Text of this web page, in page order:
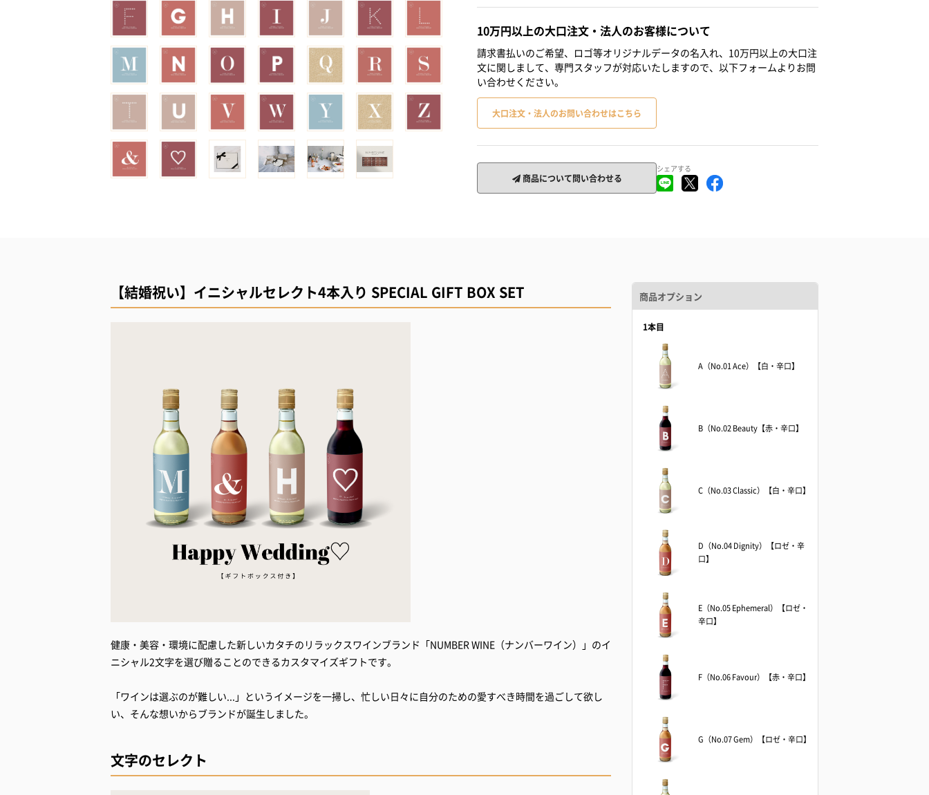
10万円以上の大口注文・法人のお客様について
請求書払いのご希望、ロゴ等オリジナルデータの名入れ、10万円以上の大口注
文に関しまして、専門スタッフが対応いたしますので、以下フォームよりお問
い合わせください。
大口注文・法人のお問い合わせはこちら
商品について問い合わせる
シェアする
【結婚祝い】イニシャルセレクト4本入り SPECIAL GIFT BOX SET
健康・美容・環境に配慮した新しいカタチのリラックスワインブランド「NUMBER WINE（ナンバーワイン）」のイ
ニシャル2文字を選び贈ることのできるカスタマイズギフトです。
「ワインは選ぶのが難しい...」というイメージを一掃し、忙しい日々に自分のための愛すべき時間を過ごして欲し
い、そんな想いからブランドが誕生しました。
文字のセレクト
商品オプション
1本目
A（No.01 Ace）【白・辛口】
B（No.02 Beauty【赤・辛口】
C（No.03 Classic）【白・辛口】
D（No.04 Dignity）【ロゼ・辛
口】
E（No.05 Ephemeral）【ロゼ・
辛口】
F（No.06 Favour）【赤・辛口】
G（No.07 Gem）【ロゼ・辛口】